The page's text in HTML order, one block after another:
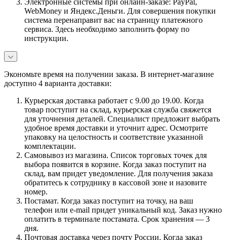
WebMoney и Яндекс.Деньги. Для совершения покупки
система перенаправит вас на страницу платежного
сервиса. Здесь необходимо заполнить форму по
инструкции.
Экономьте время на получении заказа. В интернет-магазине
доступно 4 варианта доставки:
Курьерская доставка работает с 9.00 до 19.00. Когда
товар поступит на склад, курьерская служба свяжется
для уточнения деталей. Специалист предложит выбрать
удобное время доставки и уточнит адрес. Осмотрите
упаковку на целостность и соответствие указанной
комплектации.
Самовывоз из магазина. Список торговых точек для
выбора появится в корзине. Когда заказ поступит на
склад, вам придет уведомление. Для получения заказа
обратитесь к сотруднику в кассовой зоне и назовите
номер.
Постамат. Когда заказ поступит на точку, на ваш
телефон или e-mail придет уникальный код. Заказ нужно
оплатить в терминале постамата. Срок хранения — 3
дня.
Почтовая доставка через почту России. Когда заказ